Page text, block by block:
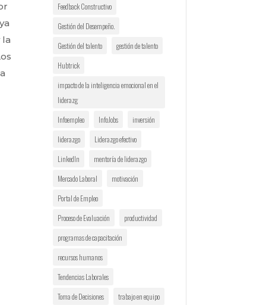
la
Feedback Constructivo
Gestión del Desempeño.
Gestión del talento
gestión de talento
Hubtrick
impacto de la inteligencia emocional en el
liderazg
Infoempleo
InfoJobs
inversión
liderazgo
Liderazgo efectivo
LinkedIn
mentoría de liderazgo
Mercado Laboral
motivación
Portal de Empleo
Proceso de Evaluación
productividad
programas de capacitación
recursos humanos
Tendencias Laborales
Toma de Decisiones
trabajo en equipo